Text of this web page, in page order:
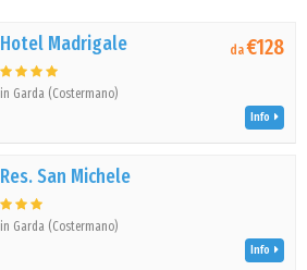
Hotel Madrigale
in Garda (Costermano)
da€128
Info
Res. San Michele
in Garda (Costermano)
Info